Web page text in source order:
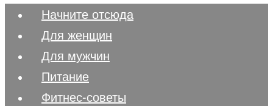
Начните отсюда
Для женщин
Для мужчин
Питание
Фитнес-советы